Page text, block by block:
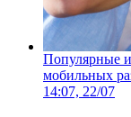
Популярные
мобильных
14:07, 22/07